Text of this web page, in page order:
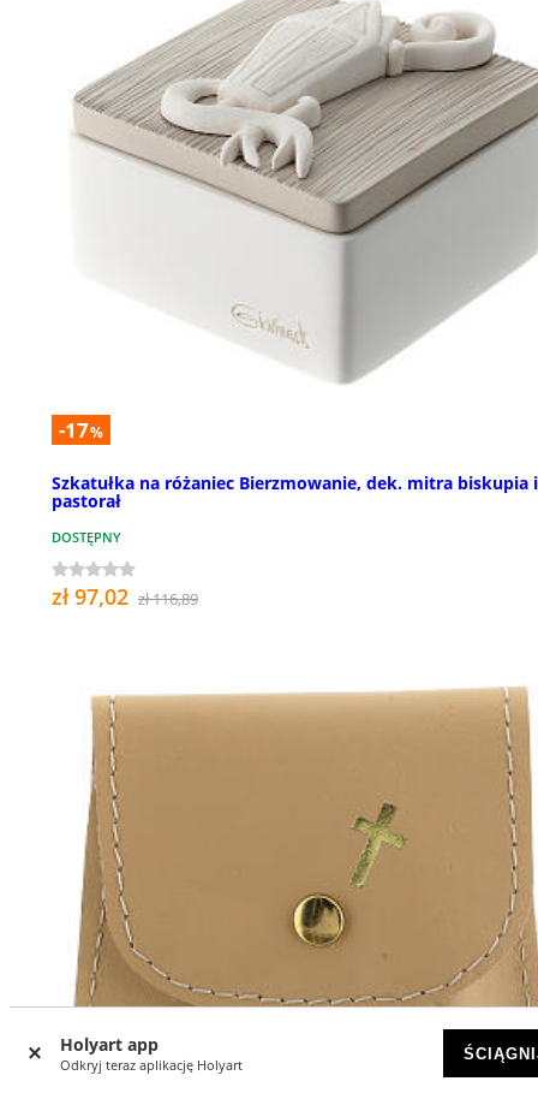
Holyart app
Odkryj teraz aplikację Holyart
-17%
Szkatułka na różaniec Bierzmowanie, dek. mitra biskupia i
pastorał
DOSTĘPNY
zł 97,02 zł 116,89